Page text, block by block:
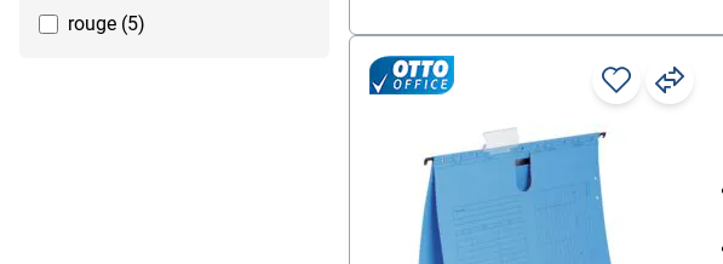
rouge (5)